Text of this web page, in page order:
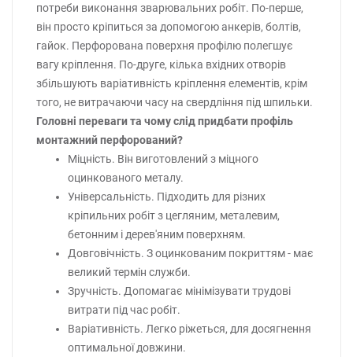
потреби виконання зварювальних робіт. По-перше,
він просто кріпиться за допомогою анкерів, болтів,
гайок. Перфорована поверхня профілю полегшує
вагу кріплення. По-друге, кілька вхідних отворів
збільшують варіативність кріплення елементів, крім
того, не витрачаючи часу на свердління під шпильки.
Головні переваги та чому слід придбати профіль
монтажний перфорований?
Міцність. Він виготовлений з міцного
оцинкованого металу.
Універсальність. Підходить для різних
кріпильних робіт з цегляним, металевим,
бетонним і дерев'яним поверхням.
Довговічність. З оцинкованим покриттям - має
великий термін служби.
Зручність. Допомагає мінімізувати трудові
витрати під час робіт.
Варіативність. Легко ріжеться, для досягнення
оптимальної довжини.